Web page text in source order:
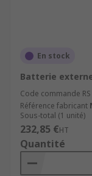
En stock
Batterie externe
Code commande RS
Référence fabricant
Sous-total (1 unité)
232,85 €HT
Quantité